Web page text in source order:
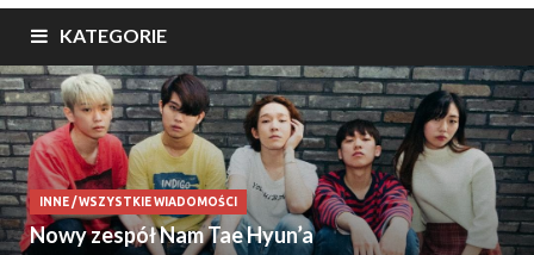
KATEGORIE
INNE/WSZYSTKIE WIADOMOŚCI
Nowy zespół Nam Tae Hyun’a